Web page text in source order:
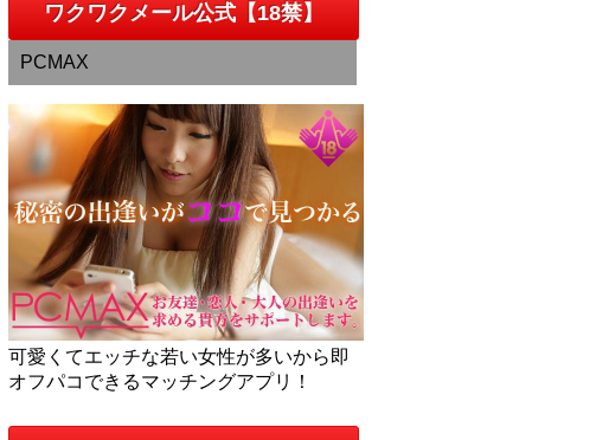
ワクワクメール公式【18禁】
PCMAX
可愛くてエッチな若い女性が多いから即
オフパコできるマッチングアプリ！